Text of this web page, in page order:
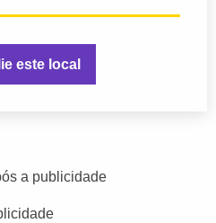
este local
a publicidade